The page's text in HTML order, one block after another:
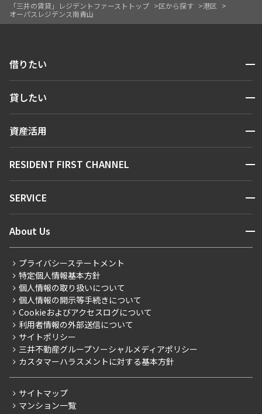
「三井の賃貸」レジデントファーストトップ 区から探す
港区
オーパスレジデンス南青山
借りたい 開閉
人気エリアから探す
新着情報から探す
新着募集情報
こだわりから探す
こだわり一覧
プレミアムマンション
新築
当社限定（港区・渋谷区）
当社限定（港区・渋谷区以外）
三井不動産企画
賃料改定
貸したい 開閉
お問い合わせ
資産活用 開閉
お問い合わせ
RESIDENT FIRST CHANNEL 開閉
マンションレポート
住まいのコラム
SERVICE 開閉
会員ページ
ご入居・提携サービス
お部屋探しからご契約まで
よくあるご質問
社宅紹介
【仲介会社様向け】当社仲介事業部取り扱い物件入居申込
About Us 開閉
会社情報
事業案内
採用情報
ニュースリリース
お問い合わせ
プライバシーステートメント
特定個人情報基本方針
個人情報の取り扱いについて
個人情報の開示等手続きについて
Cookieおよびアクセスログについて
利用者情報の外部送信について
サイトポリシー
三井不動産グループソーシャルメディアポリシー
カスタマーハラスメントに対する基本方針
サイトマップ
マンション一覧